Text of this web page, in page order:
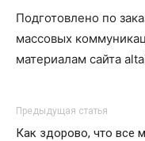
Подготовлено по
массовых
материалам сайта
Предыдущая статья
Как здорово, что все